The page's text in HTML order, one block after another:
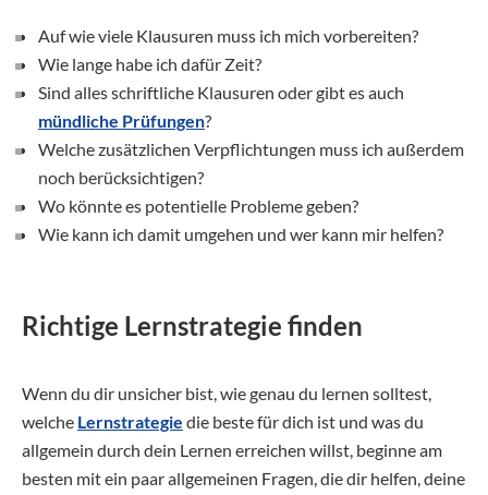
Auf wie viele Klausuren muss ich mich vorbereiten?
Wie lange habe ich dafür Zeit?
Sind alles schriftliche Klausuren oder gibt es auch
mündliche Prüfungen?
Welche zusätzlichen Verpflichtungen muss ich außerdem
noch berücksichtigen?
Wo könnte es potentielle Probleme geben?
Wie kann ich damit umgehen und wer kann mir helfen?
Richtige Lernstrategie finden
Wenn du dir unsicher bist, wie genau du lernen solltest,
welche Lernstrategie die beste für dich ist und was du
allgemein durch dein Lernen erreichen willst, beginne am
besten mit ein paar allgemeinen Fragen, die dir helfen, deine